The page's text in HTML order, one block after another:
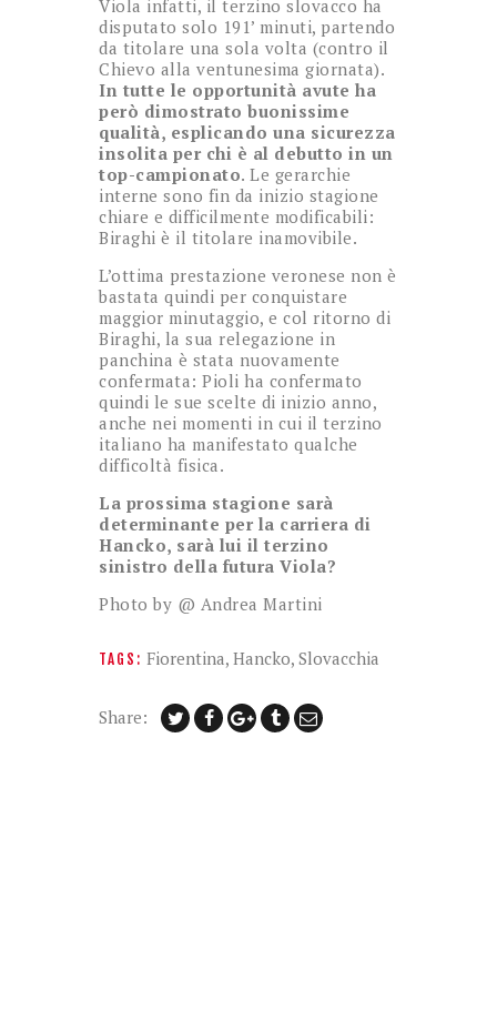
Viola infatti, il terzino slovacco ha
disputato solo 191’ minuti, partendo
da titolare una sola volta (contro il
Chievo alla ventunesima giornata).
In tutte le opportunità avute ha
però dimostrato buonissime
qualità, esplicando una sicurezza
insolita per chi è al debutto in un
top-campionato. Le gerarchie
interne sono fin da inizio stagione
chiare e difficilmente modificabili:
Biraghi è il titolare inamovibile.
L’ottima prestazione veronese non è
bastata quindi per conquistare
maggior minutaggio, e col ritorno di
Biraghi, la sua relegazione in
panchina è stata nuovamente
confermata: Pioli ha confermato
quindi le sue scelte di inizio anno,
anche nei momenti in cui il terzino
italiano ha manifestato qualche
difficoltà fisica.
La prossima stagione sarà
determinante per la carriera di
Hancko, sarà lui il terzino
sinistro della futura Viola?
Photo by @ Andrea Martini
TAGS: Fiorentina, Hancko, Slovacchia
Share: